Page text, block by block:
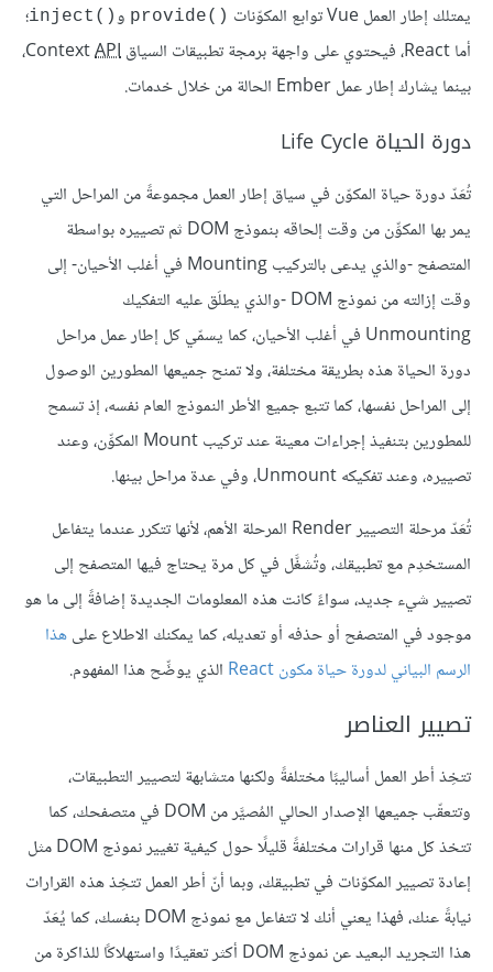
يمتلك إطار العمل Vue توابع المكوّنات
provide()‎ وinject()‎؛
أما React، فيحتوي على واجهة برمجة تطبيقات السياق Context
API
،
بينما يشارك إطار عمل Ember الحالة من خلال خدمات.
دورة الحياة Life Cycle
تُعَدّ دورة حياة المكوّن في سياق إطار العمل مجموعةً من المراحل التي
يمر بها المكوِّن من وقت إلحاقه بنموذج DOM ثم تصييره بواسطة
المتصفح -والذي يدعى بالتركيب Mounting في أغلب الأحيان- إلى
وقت إزالته من نموذج DOM -والذي يطلَق عليه التفكيك
Unmounting في أغلب الأحيان، كما يسمّي كل إطار عمل مراحل
دورة الحياة هذه بطريقة مختلفة، ولا تمنح جميعها المطورين الوصول
إلى المراحل نفسها، كما تتبع جميع الأطر النموذج العام نفسه، إذ تسمح
للمطورين بتنفيذ إجراءات معينة عند تركيب Mount المكوِّن، وعند
تصييره، وعند تفكيكه Unmount، وفي عدة مراحل بينها.
تُعَدّ مرحلة التصيير Render المرحلة الأهم، لأنها تتكرر عندما يتفاعل
المستخدِم مع تطبيقك، وتُشغَّل في كل مرة يحتاج فيها المتصفح إلى
تصيير شيء جديد، سواءً كانت هذه المعلومات الجديدة إضافةً إلى ما هو
موجود في المتصفح أو حذفه أو تعديله، كما يمكنك الاطلاع علىهذا
الرسم البياني لدورة حياة مكون React
الذي يوضِّح هذا المفهوم.
تصيير العناصر
تتخِذ أطر العمل أساليبًا مختلفةً ولكنها متشابهة لتصيير التطبيقات،
وتتعقّب جميعها الإصدار الحالي المُصيَّر من DOM في متصفحك، كما
تتخذ كل منها قرارات مختلفةً قليلًا حول كيفية تغيير نموذج DOM مثل
إعادة تصيير المكوّنات في تطبيقك، وبما أنّ أطر العمل تتخِذ هذه القرارات
نيابةً عنك، فهذا يعني أنك لا تتفاعل مع نموذج DOM بنفسك، كما يُعَدّ
هذا التجريد البعيد عن نموذج DOM أكثر تعقيدًا واستهلاكًا للذاكرة من